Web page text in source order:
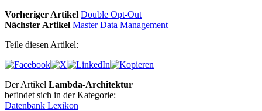
Vorheriger Artikel Double Opt-Out
Nächster Artikel Master Data Management
Teile diesen Artikel:
Der Artikel Lambda-Architektur
befindet sich in der Kategorie:
Datenbank Lexikon